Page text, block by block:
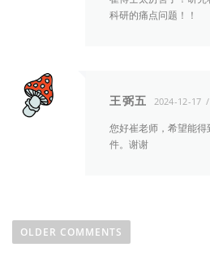
科研的痛点问题！！
王弼五 2024-12-17
您好崔老师，希望能
件。谢谢
oOLDER COMMENTS